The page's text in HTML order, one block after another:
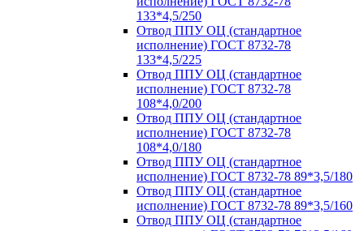
133*4,5/250
Отвод ППУ ОЦ (стандартное
исполнение) ГОСТ 8732-78
133*4,5/225
Отвод ППУ ОЦ (стандартное
исполнение) ГОСТ 8732-78
108*4,0/200
Отвод ППУ ОЦ (стандартное
исполнение) ГОСТ 8732-78
108*4,0/180
Отвод ППУ ОЦ (стандартное
исполнение) ГОСТ 8732-78 89*3,5/180
Отвод ППУ ОЦ (стандартное
исполнение) ГОСТ 8732-78 89*3,5/160
Отвод ППУ ОЦ (стандартное